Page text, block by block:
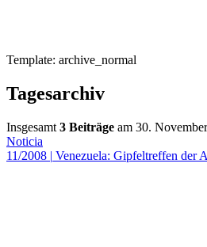
Template: archive_normal
Tagesarchiv
Insgesamt 3 Beiträge am 30.
Noticia
11/2008 | Venezuela: Gipfeltreffen der